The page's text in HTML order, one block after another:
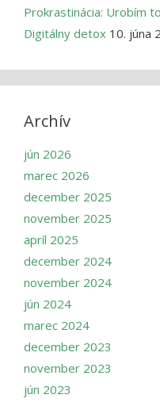
Prokrastinácia: Urobím
Digitálny detox 10. júna
Archív
jún 2026
marec 2026
december 2025
november 2025
apríl 2025
december 2024
november 2024
jún 2024
marec 2024
december 2023
november 2023
jún 2023